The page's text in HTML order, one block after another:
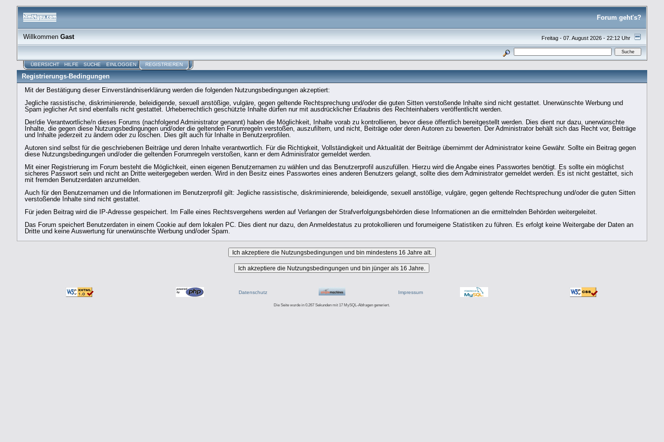
Forum geht's?
Freitag - 07. August 2026 - 22:12 Uhr
WillkommenGast
ÜBERSICHT HILFE SUCHE EINLOGGEN REGISTRIEREN
Registrierungs-Bedingungen
Mit der Bestätigung dieser Einverständniserklärung werden die folgenden Nutzungsbedingungen akzeptiert:
Jegliche rassistische, diskriminierende, beleidigende, sexuell anstößige, vulgäre, gegen geltende Rechtsprechung und/oder die guten Sitten verstoßende Inhalte sind nicht gestattet. Unerwünschte Werbung und
Spam jeglicher Art sind ebenfalls nicht gestattet. Urheberrechtlich geschützte Inhalte dürfen nur mit ausdrücklicher Erlaubnis des Rechteinhabers veröffentlicht werden.
Der/die Verantwortliche/n dieses Forums (nachfolgend Administrator genannt) haben die Möglichkeit, Inhalte vorab zu kontrollieren, bevor diese öffentlich bereitgestellt werden. Dies dient nur dazu, unerwünschte
Inhalte, die gegen diese Nutzungsbedingungen und/oder die geltenden Forumregeln verstoßen, auszufiltern, und nicht, Beiträge oder deren Autoren zu bewerten. Der Administrator behält sich das Recht vor, Beiträge
und Inhalte jederzeit zu ändern oder zu löschen. Dies gilt auch für Inhalte in Benutzerprofilen.
Autoren sind selbst für die geschriebenen Beiträge und deren Inhalte verantwortlich. Für die Richtigkeit, Vollständigkeit und Aktualität der Beiträge übernimmt der Administrator keine Gewähr. Sollte ein Beitrag gegen
diese Nutzungsbedingungen und/oder die geltenden Forumregeln verstoßen, kann er dem Administrator gemeldet werden.
Mit einer Registrierung im Forum besteht die Möglichkeit, einen eigenen Benutzernamen zu wählen und das Benutzerprofil auszufüllen. Hierzu wird die Angabe eines Passwortes benötigt. Es sollte ein möglichst
sicheres Passwort sein und nicht an Dritte weitergegeben werden. Wird in den Besitz eines Passwortes eines anderen Benutzers gelangt, sollte dies dem Administrator gemeldet werden. Es ist nicht gestattet, sich
mit fremden Benutzerdaten anzumelden.
Auch für den Benutzernamen und die Informationen im Benutzerprofil gilt: Jegliche rassistische, diskriminierende, beleidigende, sexuell anstößige, vulgäre, gegen geltende Rechtsprechung und/oder die guten Sitten
verstoßende Inhalte sind nicht gestattet.
Für jeden Beitrag wird die IP-Adresse gespeichert. Im Falle eines Rechtsvergehens werden auf Verlangen der Strafverfolgungsbehörden diese Informationen an die ermittelnden Behörden weitergeleitet.
Das Forum speichert Benutzerdaten in einem Cookie auf dem lokalen PC. Dies dient nur dazu, den Anmeldestatus zu protokollieren und forumeigene Statistiken zu führen. Es erfolgt keine Weitergabe der Daten an
Dritte und keine Auswertung für unerwünschte Werbung und/oder Spam.
Datenschutz Impressum
Die Seite wurde in 0.267 Sekunden mit 17 MySQL-Abfragen generiert.